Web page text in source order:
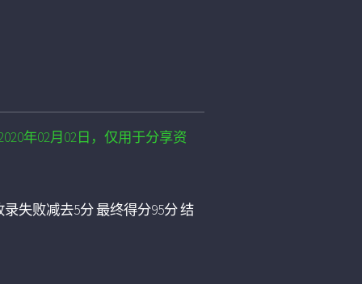
年02月02日，仅用于分享资
失败减去5分 最终得分95分 结